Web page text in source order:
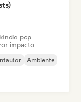
Indie pop
impacto
Ambiente